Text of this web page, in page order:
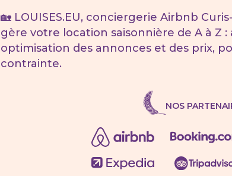
🏡 LOUISES.EU, conciergerie Airbnb
gère votre location saisonnière de A à Z
optimisation des annonces et des prix,
contrainte.
NOS